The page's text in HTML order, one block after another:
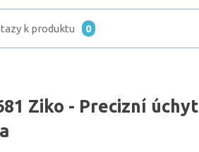
k produktu 0
Ziko - Precizní úchyt